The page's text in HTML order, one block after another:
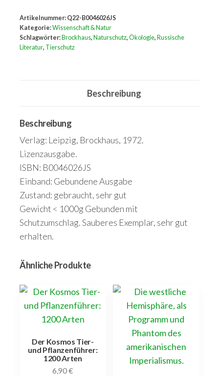
vom
Menschen
ausgelöst.
von
Eckhard
Thiele.
Menge
Artikelnummer: Q22-B0046026JS
Kategorie:Wissenschaft & Natur
Schlagwörter: Brockhaus, Naturschutz, Ökologie, Russische
Literatur, Tierschutz
Beschreibung
Beschreibung
Verlag: Leipzig, Brockhaus, 1972.
Lizenzausgabe.
ISBN: B0046026JS
Einband: Gebundene Ausgabe
Zustand: gebraucht, sehr gut
Gewicht < 1000g Gebunden mit
Schutzumschlag. Sauberes Exemplar, sehr gut
erhalten.
Ähnliche Produkte
Der Kosmos Tier-
und Pflanzenführer:
1200 Arten
6,90€